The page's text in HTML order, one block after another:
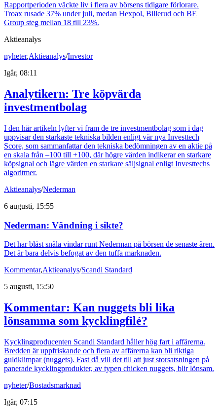
Rapportperioden väckte liv i flera av börsens tidigare förlorare.
Troax rusade 37% under juli, medan Hexpol, Billerud och BE
Group steg mellan 18 till 23%.
Aktieanalys
nyheter,Aktieanalys/Investor
Igår, 08:11
Analytikern: Tre köpvärda
investmentbolag
I den här artikeln lyfter vi fram de tre investmentbolag som i dag
uppvisar den starkaste tekniska bilden enligt vår nya Investtech
Score, som sammanfattar den tekniska bedömningen av en aktie på
en skala från –100 till +100, där högre värden indikerar en starkare
köpsignal och lägre värden en starkare säljsignal enligt Investtechs
algoritmer.
Aktieanalys/Nederman
6 augusti, 15:55
Nederman: Vändning i sikte?
Det har blåst snåla vindar runt Nederman på börsen de senaste åren.
Det är bara delvis befogat av den tuffa marknaden.
Kommentar,Aktieanalys/Scandi Standard
5 augusti, 15:50
Kommentar: Kan nuggets bli lika
lönsamma som kycklingfilé?
Kycklingproducenten Scandi Standard håller hög fart i affärerna.
Bredden är uppfriskande och flera av affärerna kan bli riktiga
guldklimpar (nuggets). Fast då vill det till att just storsatsningen på
panerade kycklingprodukter, av typen chicken nuggets, blir lönsam.
nyheter/Bostadsmarknad
Igår, 07:15